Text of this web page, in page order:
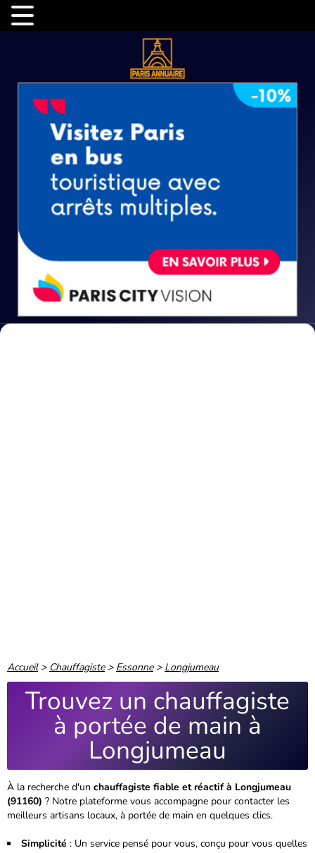
Accueil> Chauffagiste> Essonne> Longjumeau
Trouvez un chauffagiste
à portée de main à
Longjumeau
À la recherche d'un chauffagiste fiable et réactif à Longjumeau
(91160) ? Notre plateforme vous accompagne pour contacter les
meilleurs artisans locaux, à portée de main en quelques clics.
Simplicité : Un service pensé pour vous, conçu pour vous quelles